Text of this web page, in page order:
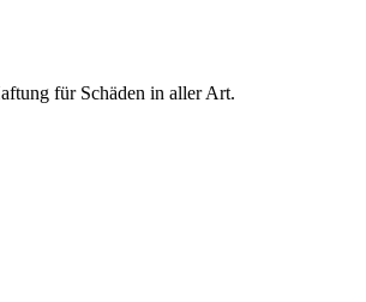
für Schäden in aller Art.